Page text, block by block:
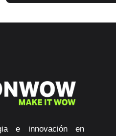
e innovación en